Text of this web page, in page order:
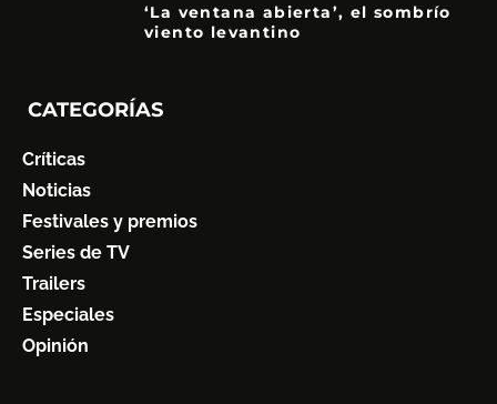
‘La ventana abierta’, el sombrío
viento levantino
CATEGORÍAS
Críticas
Noticias
Festivales y premios
Series de TV
Trailers
Especiales
Opinión